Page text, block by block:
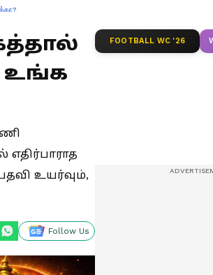
உங்க
எதிர்பாராத
உயர்வும்,
Follow Us
FOOTBALL WC '26